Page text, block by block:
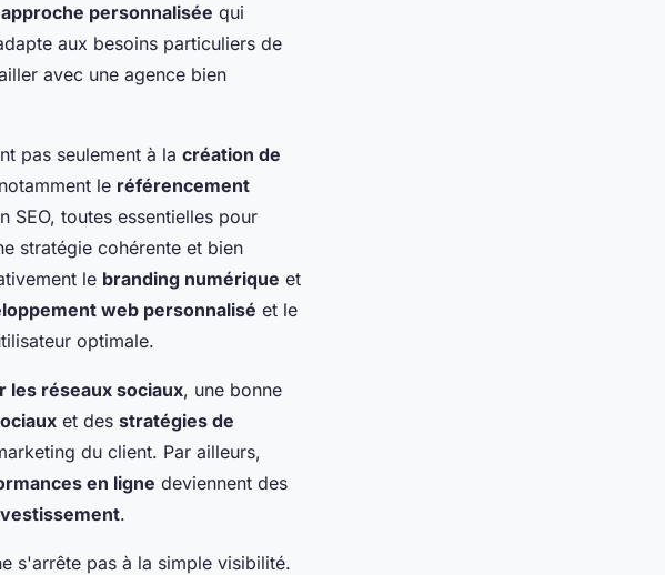
approche personnalisée qui
aux besoins particuliers de
avec une agence bien
pas seulement à la création de
le référencement
SEO, toutes essentielles pour
stratégie cohérente et bien
le branding numérique et
web personnalisé et le
optimale.
les réseaux sociaux, une bonne
et des stratégies de
du client. Par ailleurs,
en ligne deviennent des
.
s'arrête pas à la simple visibilité.